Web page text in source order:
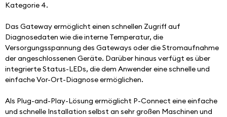
Kategorie 4.
Das Gateway ermöglicht einen schnellen Zugriff auf
Diagnosedaten wie die interne Temperatur, die
Versorgungsspannung des Gateways oder die Stromaufnahme
der angeschlossenen Geräte. Darüber hinaus verfügt es über
integrierte Status-LEDs, die dem Anwender eine schnelle und
einfache Vor-Ort-Diagnose ermöglichen.
Als Plug-and-Play-Lösung ermöglicht P-Connect eine einfache
und schnelle Installation selbst an sehr großen Maschinen und